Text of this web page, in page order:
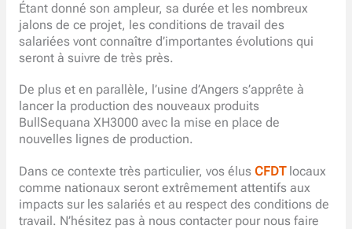
Étant donné son ampleur, sa durée et les nombreux
jalons de ce projet, les conditions de travail des
salariées vont connaître d’importantes évolutions qui
seront à suivre de très près.
De plus et en parallèle, l’usine d’Angers s’apprête à
lancer la production des nouveaux produits
BullSequana XH3000 avec la mise en place de
nouvelles lignes de production.
Dans ce contexte très particulier, vos élus CFDT locaux
comme nationaux seront extrêmement attentifs aux
impacts sur les salariés et au respect des conditions de
travail. N’hésitez pas à nous contacter pour nous faire